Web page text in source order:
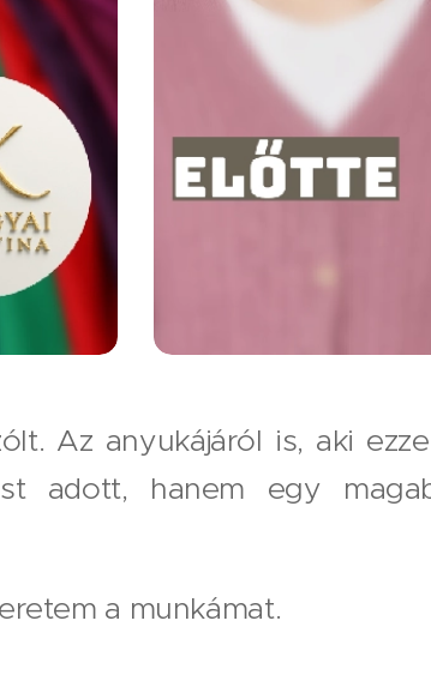
Az anyukájáról is, aki
adott, hanem egy
a munkámat.